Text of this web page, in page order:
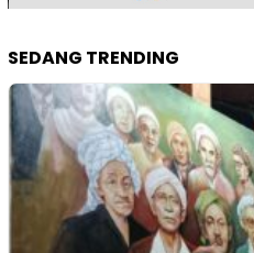
SEDANG TRENDING